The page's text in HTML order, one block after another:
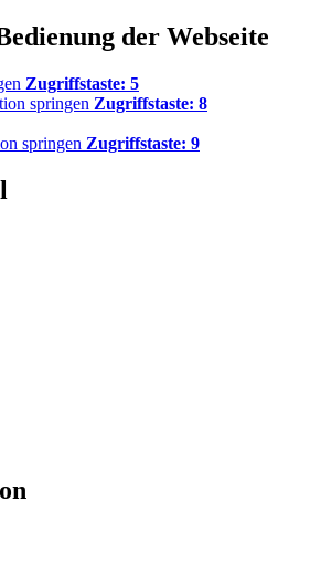
der Webseite
Zugriffstaste: 5
springen Zugriffstaste: 8
springen Zugriffstaste: 9